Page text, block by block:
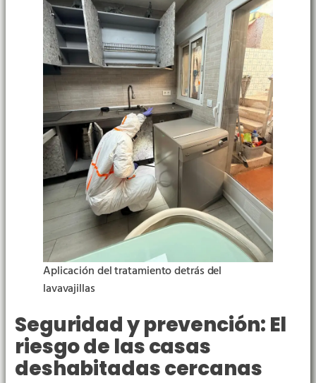
Aplicación del tratamiento detrás del
lavavajillas
Seguridad y prevención: El
riesgo de las casas
deshabitadas cercanas